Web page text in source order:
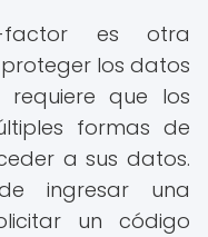
factor es otra
los datos
que los
formas de
a sus datos.
ingresar una
un código